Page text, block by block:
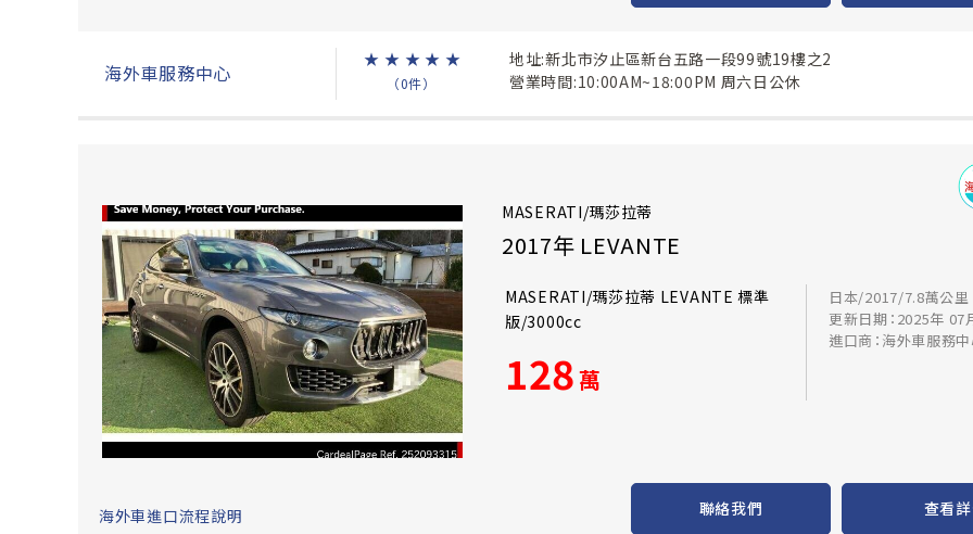
海外車服務中心
★ ★ ★ ★ ★
（0件）
地址:新北市汐止區新台五路一段99號19樓之2
營業時間:10:00AM~18:00PM 周六日公休
MASERATI/瑪莎拉蒂
2017年 LEVANTE
MASERATI/瑪莎拉蒂 LEVANTE 標準
版/3000cc
128萬
日本/2017/7.8萬公里
更新日期：2025年 07
進口商：海外車服務
海外車進口流程說明 聯絡我們 查看